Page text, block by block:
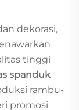
dekorasi,
tinggi
spanduk
rambu-
promosi